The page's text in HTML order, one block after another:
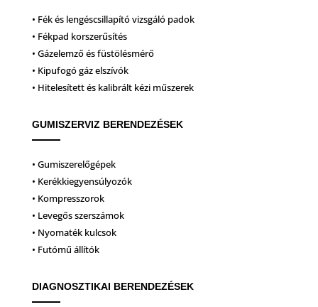
• Fék és lengéscsillapító vizsgáló padok
• Fékpad korszerűsítés
• Gázelemző és füstölésmérő
• Kipufogó gáz elszívók
• Hitelesített és kalibrált kézi műszerek
GUMISZERVIZ BERENDEZÉSEK
• Gumiszerelőgépek
• Kerékkiegyensúlyozók
• Kompresszorok
• Levegős szerszámok
• Nyomaték kulcsok
• Futómű állítók
DIAGNOSZTIKAI BERENDEZÉSEK